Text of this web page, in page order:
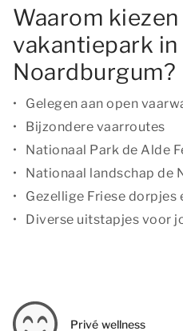
Waarom
vakantiepark in
Noardburgum?
Gelegen aan open
Bijzondere vaarroutes
Nationaal Park de Alde
Nationaal landschap de
Gezellige Friese dorpjes
Diverse uitstapjes voor
Privé wellness